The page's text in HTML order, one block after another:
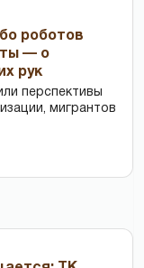
роботов
— о
рук
перспективы
мигрантов